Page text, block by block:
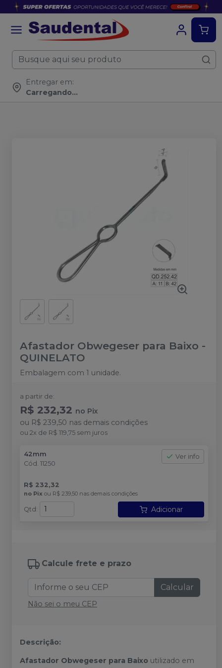
Entregar em:
Carregando...
Afastador Obwegeser para Baixo -
QUINELATO
Embalagem com 1 unidade.
a partir de:
R$ 232,32 no Pix
ou R$ 239,50 nas demais condições
ou 2x de R$ 119,75 sem juros
42mm
Cód. 11250
Ver info
R$ 232,32
no Pix ou R$ 239,50 nas demais condições
Qtd : Adicionar
Calcule frete e prazo
Calcular
Não sei o meu CEP
Descrição:
Afastador Obwegeser para Baixo utilizado em